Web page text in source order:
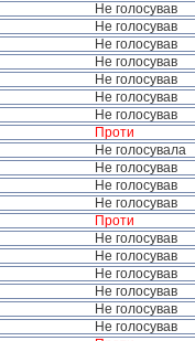
Не голосував
Не голосував
Не голосував
Не голосував
Не голосував
Не голосував
Не голосував
Проти
Не голосувала
Не голосував
Не голосував
Не голосував
Проти
Не голосував
Не голосував
Не голосував
Не голосував
Не голосував
Не голосував